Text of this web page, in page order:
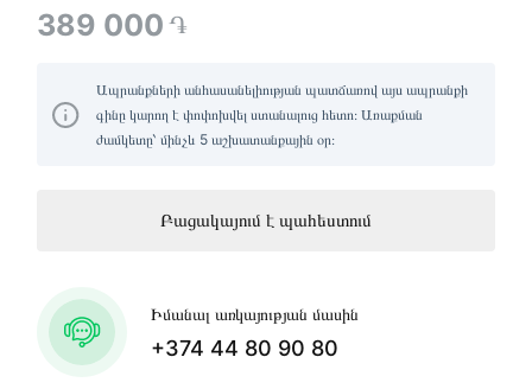
389 000 ֏
Ապրանքների անհասանելիության պատճառով այս ապրանքի
գինը կարող է փոփոխվել ստանալուց հետո։ Առաքման
ժամկետը՝ մինչև 5 աշխատանքային օր։
Բացակայում է պահեստում
Իմանալ առկայության մասին
+374 44 80 90 80